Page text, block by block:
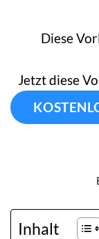
Diese
Jetzt diese
Inhalt